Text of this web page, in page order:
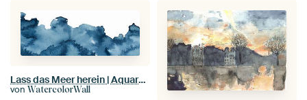
Lass das Meer herein | Aquarellmalerei
von WatercolorWall